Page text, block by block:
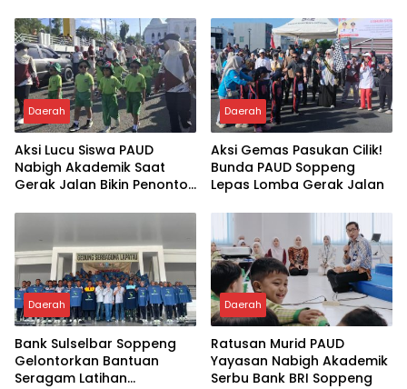
Daerah
Aksi Lucu Siswa PAUD
Nabigh Akademik Saat
Gerak Jalan Bikin Penonton
Daerah
Aksi Gemas Pasukan Cilik!
Bunda PAUD Soppeng
Lepas Lomba Gerak Jalan
Daerah
Bank Sulselbar Soppeng
Gelontorkan Bantuan
Seragam Latihan
Daerah
Ratusan Murid PAUD
Yayasan Nabigh Akademik
Serbu Bank BRI Soppeng